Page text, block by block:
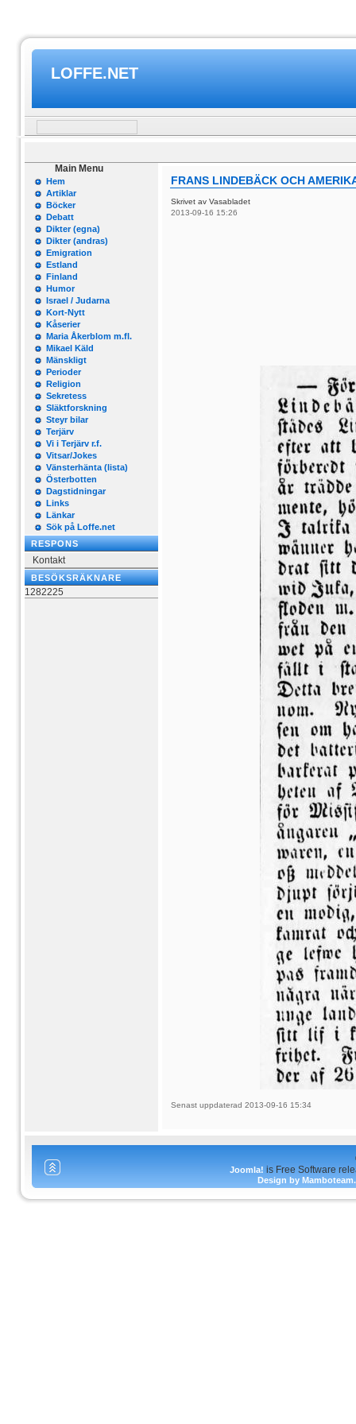
LOFFE.NET
Main Menu
Hem
Artiklar
Böcker
Debatt
Dikter (egna)
Dikter (andras)
Emigration
Estland
Finland
Humor
Israel / Judarna
Kort-Nytt
Kåserier
Maria Åkerblom m.fl.
Mikael Käld
Mänskligt
Perioder
Religion
Sekretess
Släktforskning
Steyr bilar
Terjärv
Vi i Terjärv r.f.
Vitsar/Jokes
Vänsterhänta (lista)
Österbotten
Dagstidningar
Links
Länkar
Sök på Loffe.net
RESPONS
Kontakt
BESÖKSRÄKNARE
1282225
FRANS LINDEBÄCK OCH
Skrivet av Vasabladet
2013-09-16 15:26
Senast uppdaterad 2013-09-16 15:34
Joomla! is Free Software
Design by